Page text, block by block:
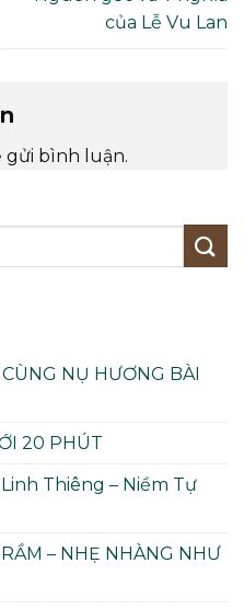
của Lễ Vu Lan
gửi bình luận.
NỤ HƯƠNG BÀI
20 PHÚT
Thiêng – Niềm Tự
– NHẸ NHÀNG NHƯ